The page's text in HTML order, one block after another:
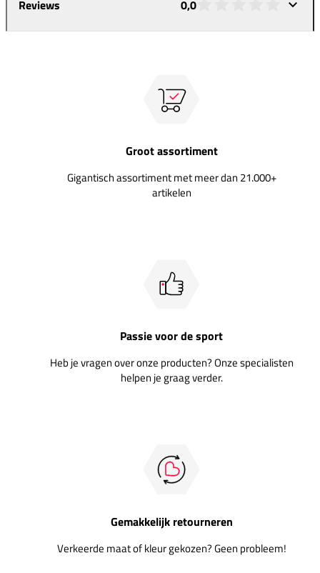
Reviews 0,0
Groot assortiment
Gigantisch assortiment met meer dan 21.000+
artikelen
Passie voor de sport
Heb je vragen over onze producten? Onze specialisten
helpen je graag verder.
Gemakkelijk retourneren
Verkeerde maat of kleur gekozen? Geen probleem!